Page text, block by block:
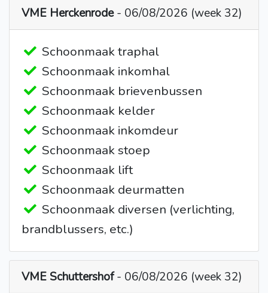
VME Herckenrode- 06/08/2026 (week 32)
Schoonmaak traphal
Schoonmaak inkomhal
Schoonmaak brievenbussen
Schoonmaak kelder
Schoonmaak inkomdeur
Schoonmaak stoep
Schoonmaak lift
Schoonmaak deurmatten
Schoonmaak diversen (verlichting,
brandblussers, etc.)
VME Schuttershof- 06/08/2026 (week 32)